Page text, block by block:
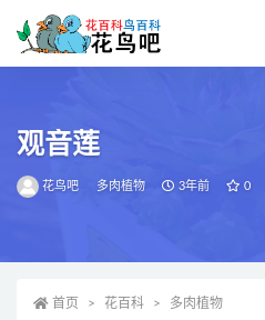
观音莲
花鸟吧 多肉植物 3年前 0
首页 花百科 多肉植物